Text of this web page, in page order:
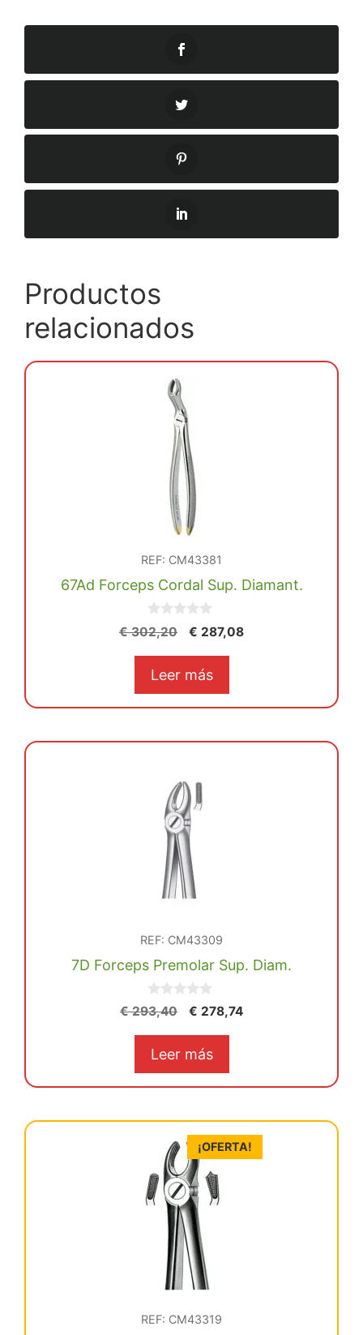
Productos
relacionados
REF: CM43381
67Ad Forceps Cordal Sup. Diamant.
0
d
€302,20
El
original
€ 302,20.
€ 287,08El
€ 287,08.
Leer más
REF: CM43309
7D Forceps Premolar Sup. Diam.
0
d
€293,40
El
original
€ 293,40.
€ 278,74El
€ 278,74.
Leer más
¡OFERTA!
REF: CM43319